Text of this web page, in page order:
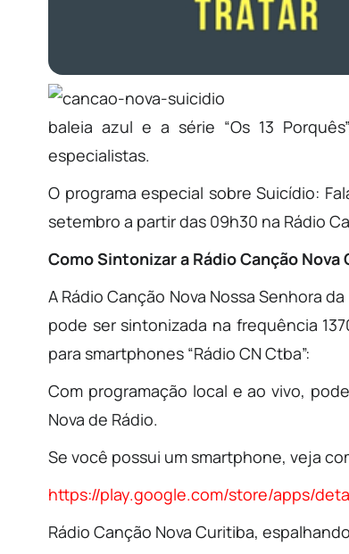
baleia azul e a série “Os 13
especialistas.
O programa especial sobre Suicídio:
setembro a partir das 09h30 na Rádio
Como Sintonizar a Rádio Canção Nova
A Rádio Canção Nova Nossa Senhora
pode ser sintonizada na frequência
para smartphones “Rádio CN Ctba”:
Com programação local e ao vivo,
Nova de Rádio.
Se você possui um smartphone, veja
https://play.google.com/store/apps/
Rádio Canção Nova Curitiba,